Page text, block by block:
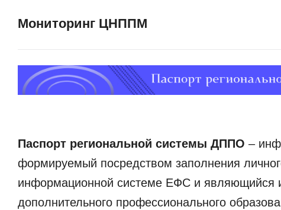
Мониторинг ЦНППМ
Паспорт региональной системы ДППО –
формируемый посредством заполнения
информационной системе ЕФС и являющийся
дополнительного профессионального